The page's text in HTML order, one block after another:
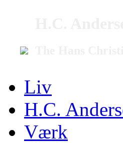
Liv
H.C.
Værk